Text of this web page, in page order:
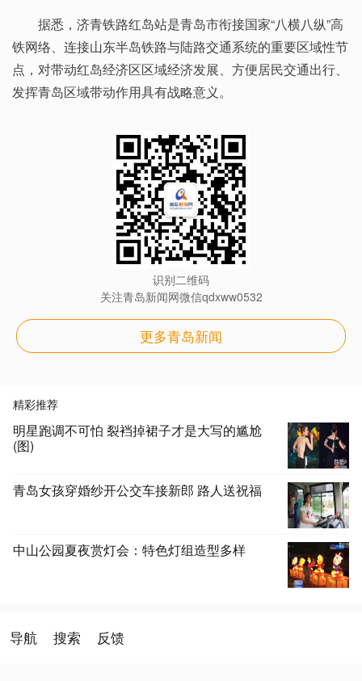
据悉，济青铁路红岛站是青岛市衔接国家“八横八纵”高
铁网络、连接山东半岛铁路与陆路交通系统的重要区域性节
点，对带动红岛经济区区域经济发展、方便居民交通出行、
发挥青岛区域带动作用具有战略意义。
识别二维码
关注青岛新闻网微信qdxww0532
更多青岛新闻
精彩推荐
明星跑调不可怕 裂裆掉裙子才是大写的尴尬
(图)
青岛女孩穿婚纱开公交车接新郎 路人送祝福
中山公园夏夜赏灯会：特色灯组造型多样
导航 搜索 反馈